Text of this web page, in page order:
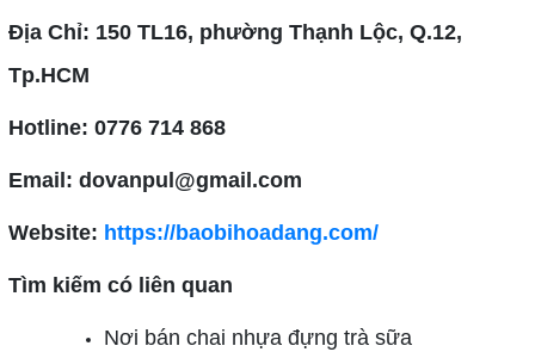
Địa Chỉ: 150 TL16, phường Thạnh Lộc, Q.12,
Tp.HCM
Hotline: 0776 714 868
Email: dovanpul@gmail.com
Website: https://baobihoadang.com/
Tìm kiếm có liên quan
Nơi bán chai nhựa đựng trà sữa